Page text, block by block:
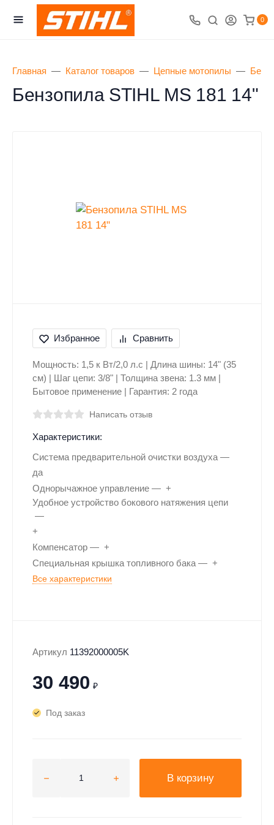
0
Главная Каталог товаров Цепные мотопилы
Бензопила STIHL MS 181 14"
Избранное Сравнить
Мощность: 1,5 к Вт/2,0 л.с | Длина шины: 14" (35
см) | Шаг цепи: 3/8" | Толщина звена: 1.3 мм |
Бытовое применение | Гарантия: 2 года
Написать отзыв
Характеристики:
Система предварительной очистки воздуха
да
Однорычажное управление
+
Удобное устройство бокового натяжения цепи
+
Компенсатор
+
Специальная крышка топливного бака
+
Все характеристики
Артикул 11392000005K
30 490 ₽
Под заказ
В корзину